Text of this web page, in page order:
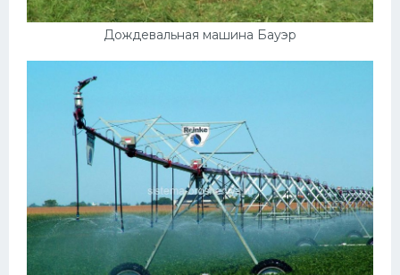
Дождевальная машина Бауэр